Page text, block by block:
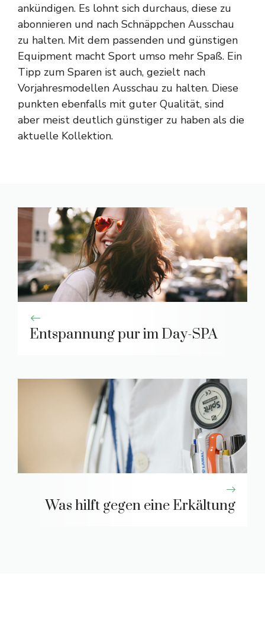
ankündigen. Es lohnt sich durchaus, diese zu
abonnieren und nach Schnäppchen Ausschau
zu halten. Mit dem passenden und günstigen
Equipment macht Sport umso mehr Spaß. Ein
Tipp zum Sparen ist auch, gezielt nach
Vorjahresmodellen Ausschau zu halten. Diese
punkten ebenfalls mit guter Qualität, sind
aber meist deutlich günstiger zu haben als die
aktuelle Kollektion.
Entspannung pur im Day-SPA
Was hilft gegen eine Erkältung